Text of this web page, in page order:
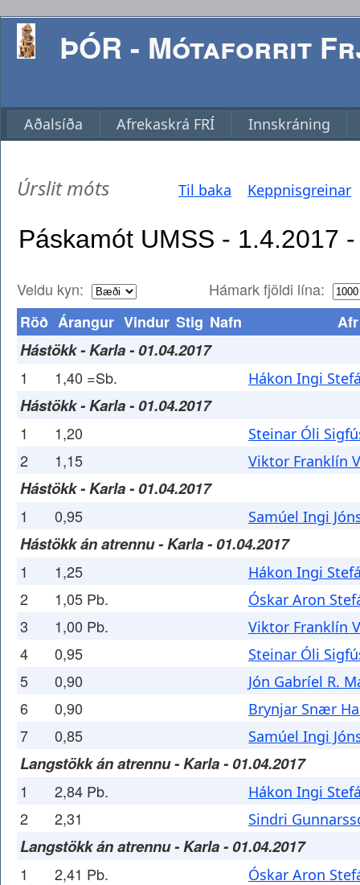
ÞÓR - Mótaforrit
Aðalsíða Afrekaskrá FRÍ Innskráning
Úrslit móts Til baka Keppnisgreinar
Veldu kyn:
Hámark fjöldi lína:
Röð Árangur Vindur Stig Nafn Afr
Hástökk - Karla - 01.04.2017
1 1,40 =Sb. Hákon Ingi
Hástökk - Karla - 01.04.2017
1 1,20 Steinar Óli
2 1,15 Viktor Franklín
Hástökk - Karla - 01.04.2017
1 0,95 Samúel Ingi
Hástökk án atrennu - Karla - 01.04.2017
1 1,25 Hákon Ingi
2 1,05 Pb. Óskar Aron
3 1,00 Pb. Viktor Franklín
4 0,95 Steinar Óli
5 0,90 Jón Gabríel R.
6 0,90 Brynjar Snær
7 0,85 Samúel Ingi
Langstökk án atrennu - Karla - 01.04.2017
1 2,84 Pb. Hákon Ingi
2 2,31 Sindri
Langstökk án atrennu - Karla - 01.04.2017
1 2,41 Pb. Óskar Aron